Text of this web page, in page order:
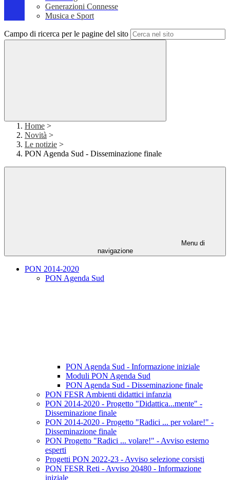
Generazioni Connesse
Musica e Sport
Campo di ricerca per le pagine del sito
Home >
Novità >
Le notizie >
PON Agenda Sud - Disseminazione finale
Menu di
navigazione
PON 2014-2020
PON Agenda Sud
PON Agenda Sud - Informazione iniziale
Moduli PON Agenda Sud
PON Agenda Sud - Disseminazione finale
PON FESR Ambienti didattici infanzia
PON 2014-2020 - Progetto "Didattica...mente" -
Disseminazione finale
PON 2014-2020 - Progetto "Radici ... per volare!" -
Disseminazione finale
PON Progetto "Radici ... volare!" - Avviso esterno
esperti
Progetti PON 2022-23 - Avviso selezione corsisti
PON FESR Reti - Avviso 20480 - Informazione
iniziale